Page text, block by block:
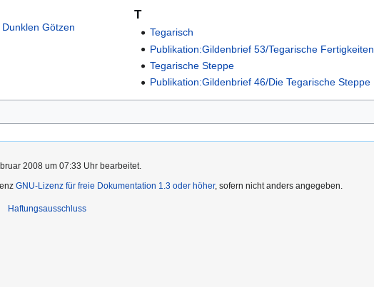
Götzen
T
Tegarisch
Publikation:Gildenbrief 53/Tegarische Fertigkeiten
Tegarische Steppe
Publikation:Gildenbrief 46/Die Tegarische Steppe
2008 um 07:33 Uhr bearbeitet.
GNU-Lizenz für freie Dokumentation 1.3 oder höher, sofern nicht anders angegeben.
Haftungsausschluss